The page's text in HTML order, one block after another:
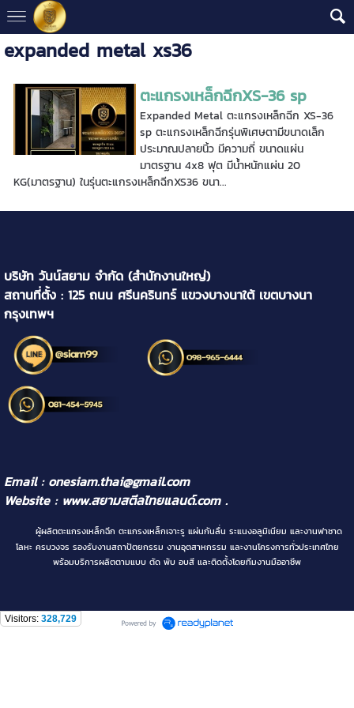
expanded metal xs36
ตะแกรงเหล็กฉีกXS-36 sp
Expanded Metal ตะแกรงเหล็กฉีก XS-36
sp ตะแกรงเหล็กฉีกรุ่นพิเศษตามีขนาดเล็ก
ประมาณปลายนิ้ว มีความถี่ ขนาดแผ่น
มาตรฐาน 4x8 ฟุต มีน้ำหนักแผ่น 20
KG(มาตรฐาน) ในรุ่นตะแกรงเหล็กฉีกXS36 ขนา...
บริษัท วันน์สยาม จำกัด (สำนักงานใหญ่)
สถานที่ตั้ง : 125 ถนน ศรีนครินทร์ แขวงบางนาใต้ เขตบางนา
กรุงเทพฯ
Email : onesiam.thai@gmail.com
Website : www.สยามสตีลไทยแลนด์.com.
ผู้ผลิตตะแกรงเหล็กฉีก ตะแกรงเหล็กเจาะรู แผ่นกันลื่น ระแนงอลูมิเนียม และงานฟาซาด
โลหะ ครบวงจร รองรับงานสถาปัตยกรรม งานอุตสาหกรรม และงานโครงการทั่วประเทศไทย
พร้อมบริการผลิตตามแบบ ตัด พับ อบสี และติดตั้งโดยทีมงานมืออาชีพ
Visitors: 328,729